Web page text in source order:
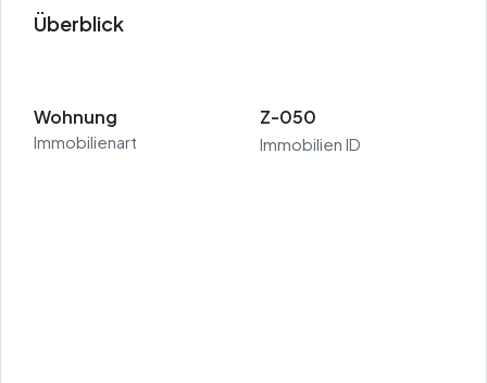
Überblick
Wohnung
Immobilienart
Z-050
Immobilien ID